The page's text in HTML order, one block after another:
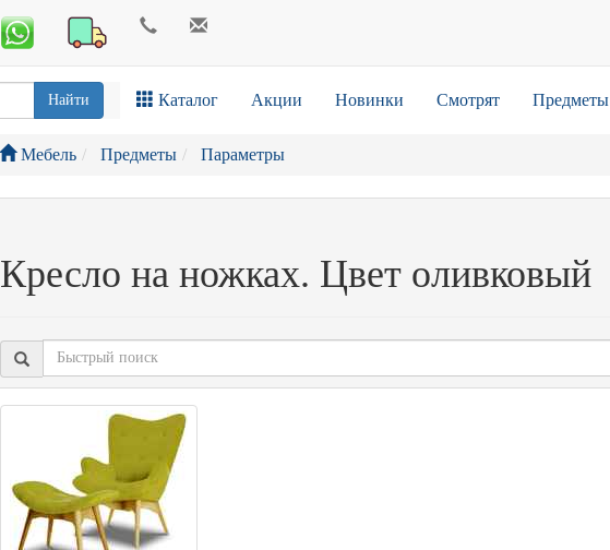
Найти Каталог Акции Новинки Смотрят Предметы
Мебель Предметы Параметры
Кресло на ножках. Цвет оливковый